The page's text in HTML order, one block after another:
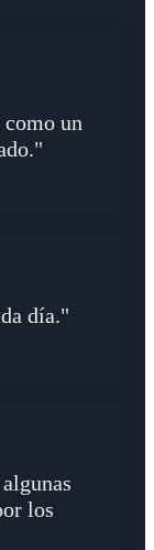
como un
día."
los